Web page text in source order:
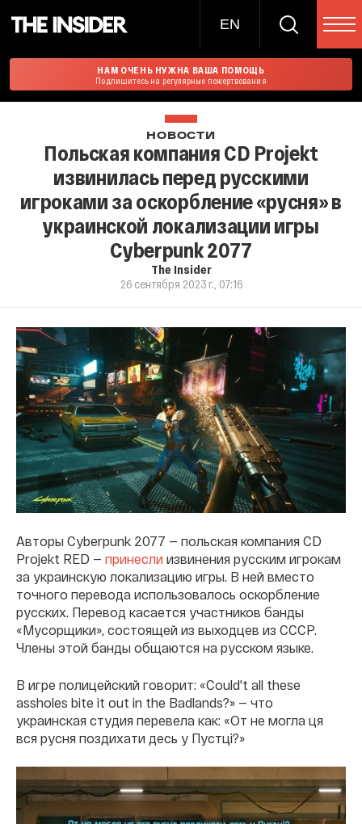
EN
НАМ ОЧЕНЬ НУЖНА ВАША ПОМОЩЬ
Подпишитесь на регулярные пожертвования
НОВОСТИ
Польская компания CD Projekt
извинилась перед русскими
игроками за оскорбление «русня» в
украинской локализации игры
Cyberpunk 2077
The Insider
26 сентября 2023 г., 07:16
Авторы Cyberpunk 2077 — польская компания CD
Projekt RED — принесли извинения русским игрокам
за украинскую локализацию игры. В ней вместо
точного перевода использовалось оскорбление
русских. Перевод касается участников банды
«Мусорщики», состоящей из выходцев из СССР.
Члены этой банды общаются на русском языке.
В игре полицейский говорит: «Could't all these
assholes bite it out in the Badlands?» — что
украинская студия перевела как: «От не могла ця
вся русня поздихати десь у Пустцi?»